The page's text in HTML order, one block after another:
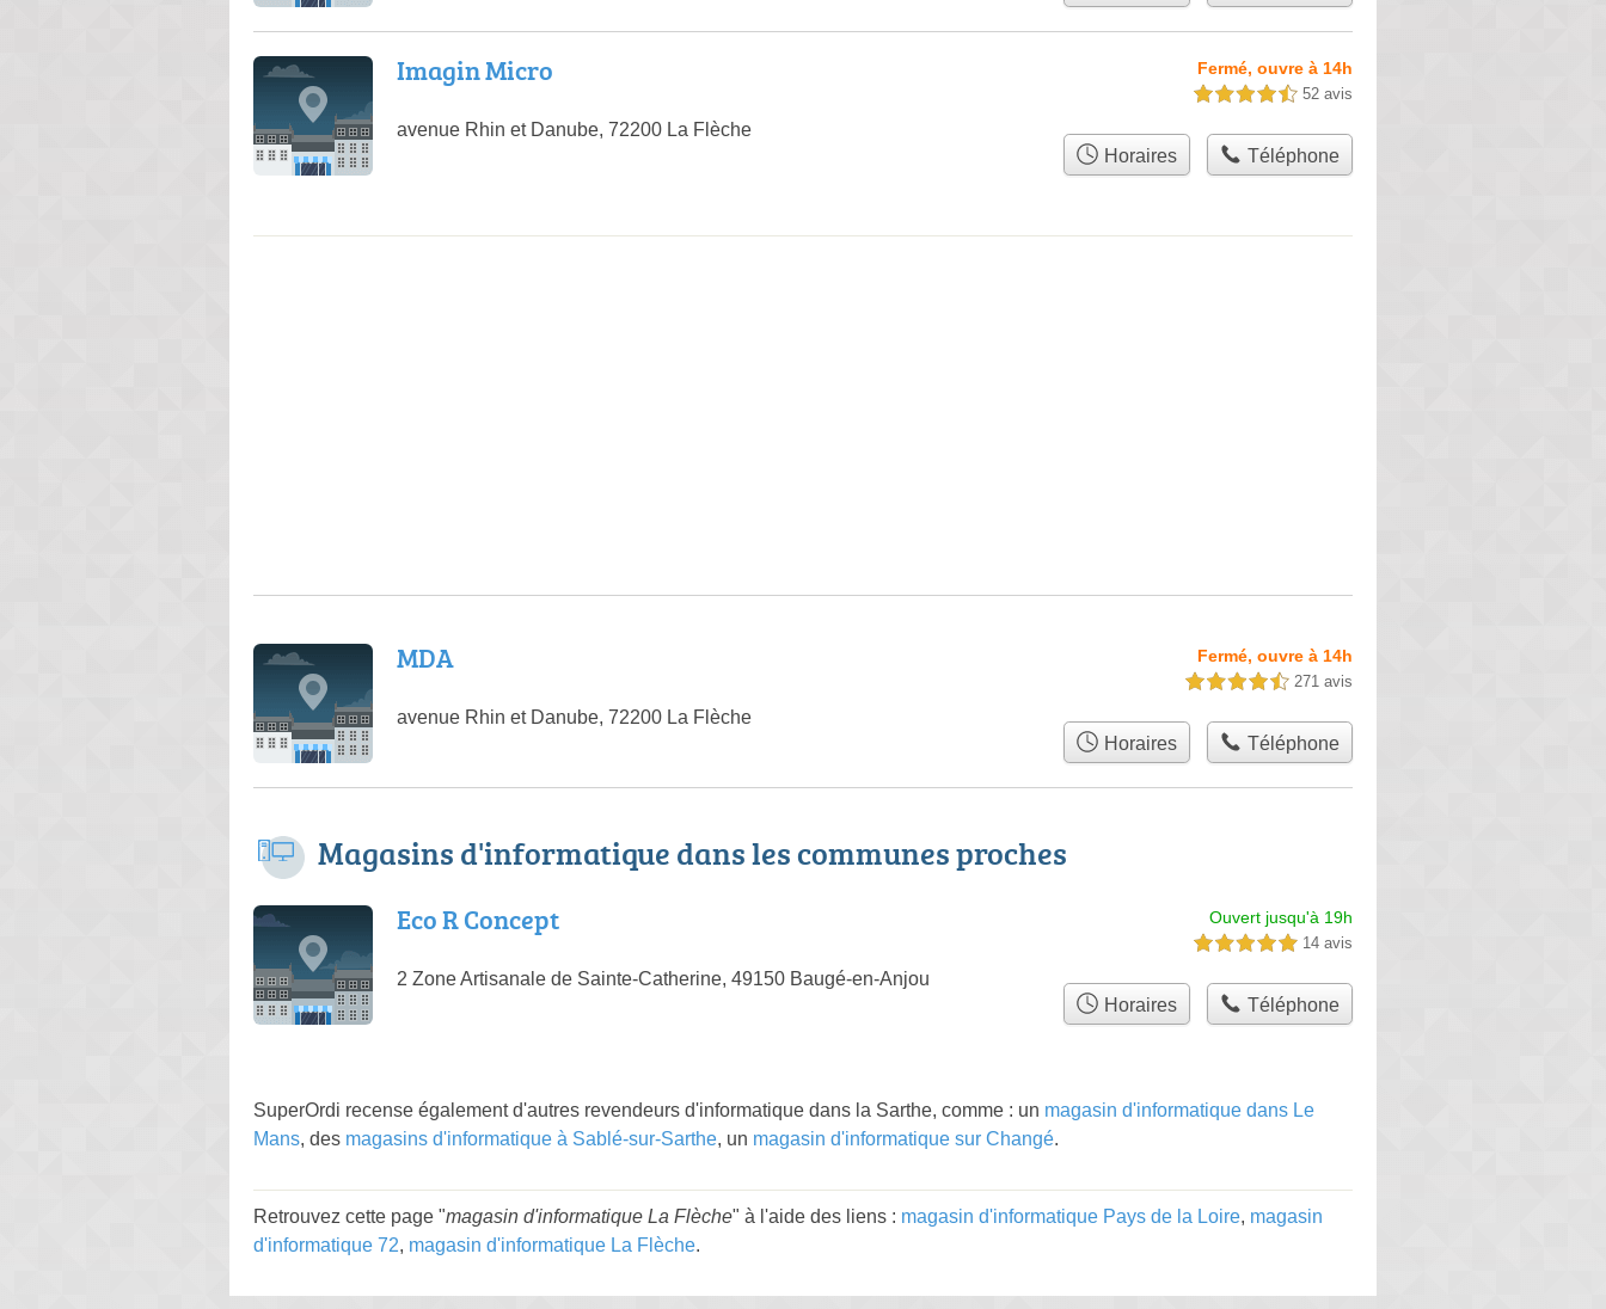
Imagin Micro
avenue Rhin et Danube, 72200 La Flèche
Fermé, ouvre à 14h
4,5 étoiles sur 5 52 avis
Horaires Téléphone
MDA
avenue Rhin et Danube, 72200 La Flèche
Fermé, ouvre à 14h
4,5 étoiles sur 5 271 avis
Horaires Téléphone
Magasins d'informatique dans les communes proches
Eco R Concept
2 Zone Artisanale de Sainte-Catherine, 49150 Baugé-en-Anjou
Ouvert jusqu'à 19h
5,0 étoiles sur 5 14 avis
Horaires Téléphone
SuperOrdi recense également d'autres revendeurs d'informatique dans la Sarthe, comme : un magasin d'informatique dans Le
Mans, des magasins d'informatique à Sablé-sur-Sarthe, un magasin d'informatique sur Changé.
Retrouvez cette page "magasin d'informatique La Flèche" à l'aide des liens : magasin d'informatique Pays de la Loire, magasin
d'informatique 72, magasin d'informatique La Flèche.